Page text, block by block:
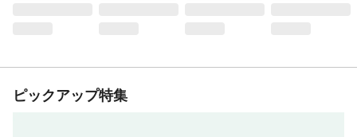
ピックアップ特集